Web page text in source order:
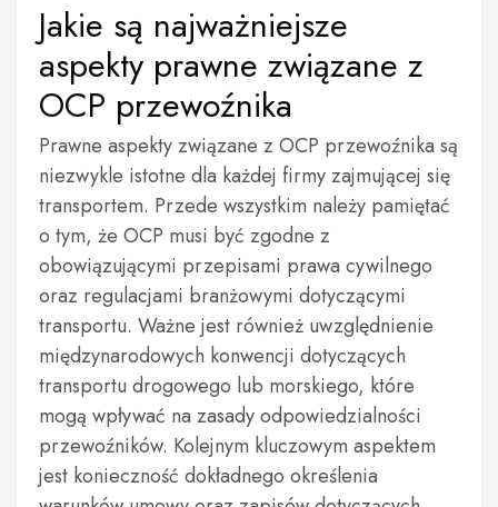
Jakie są najważniejsze
aspekty prawne związane z
OCP przewoźnika
Prawne aspekty związane z OCP przewoźnika są
niezwykle istotne dla każdej firmy zajmującej się
transportem. Przede wszystkim należy pamiętać
o tym, że OCP musi być zgodne z
obowiązującymi przepisami prawa cywilnego
oraz regulacjami branżowymi dotyczącymi
transportu. Ważne jest również uwzględnienie
międzynarodowych konwencji dotyczących
transportu drogowego lub morskiego, które
mogą wpływać na zasady odpowiedzialności
przewoźników. Kolejnym kluczowym aspektem
jest konieczność dokładnego określenia